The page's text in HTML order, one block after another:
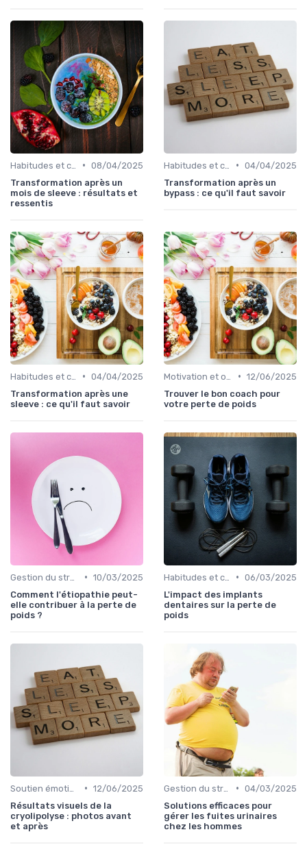
• 08/04/2025
Transformation après un
mois de sleeve : résultats et
ressentis
• 04/04/2025
Transformation après un
bypass : ce qu'il faut savoir
• 04/04/2025
Transformation après une
sleeve : ce qu'il faut savoir
• 12/06/2025
Trouver le bon coach pour
votre perte de poids
• 10/03/2025
Comment l'étiopathie peut-
elle contribuer à la perte de
poids ?
• 06/03/2025
L'impact des implants
dentaires sur la perte de
poids
• 12/06/2025
Résultats visuels de la
cryolipolyse : photos avant
et après
• 04/03/2025
Solutions efficaces pour
gérer les fuites urinaires
chez les hommes